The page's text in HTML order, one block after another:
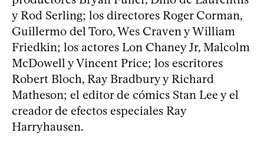
y Rod Serling; los directores Roger Corman,
Guillermo del Toro, Wes Craven y William
Friedkin; los actores Lon Chaney Jr, Malcolm
McDowell y Vincent Price; los escritores
Robert Bloch, Ray Bradbury y Richard
Matheson; el editor de cómics Stan Lee y el
creador de efectos especiales Ray
Harryhausen.